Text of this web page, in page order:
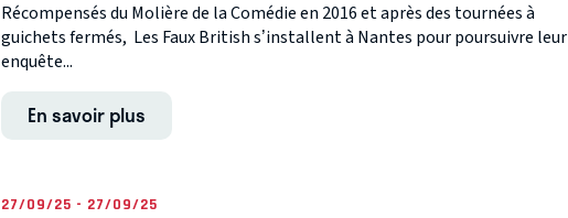
Récompensés du Molière de la Comédie en 2016 et après des tournées à
guichets fermés, Les Faux British s’installent à Nantes pour poursuivre leur
enquête...
En savoir plus
27/09/25 - 27/09/25